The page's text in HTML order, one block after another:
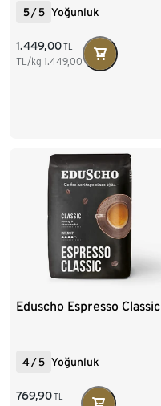
5 / 5 Yoğunluk
1.449,00TL
TL/kg 1.449,00
Eduscho Espresso Classic
4/5 Yoğunluk
769,90TL